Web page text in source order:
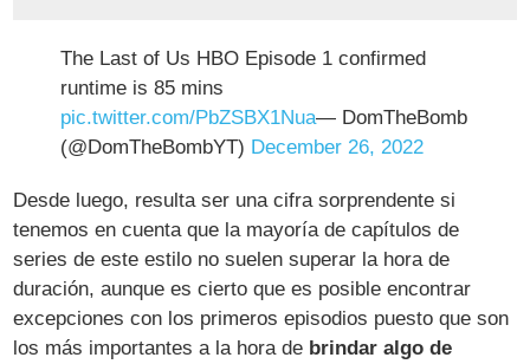
The Last of Us HBO Episode 1 confirmed
runtime is 85 mins
pic.twitter.com/PbZSBX1Nua— DomTheBomb
(@DomTheBombYT) December 26, 2022
Desde luego, resulta ser una cifra sorprendente si
tenemos en cuenta que la mayoría de capítulos de
series de este estilo no suelen superar la hora de
duración, aunque es cierto que es posible encontrar
excepciones con los primeros episodios puesto que son
los más importantes a la hora de brindar algo de